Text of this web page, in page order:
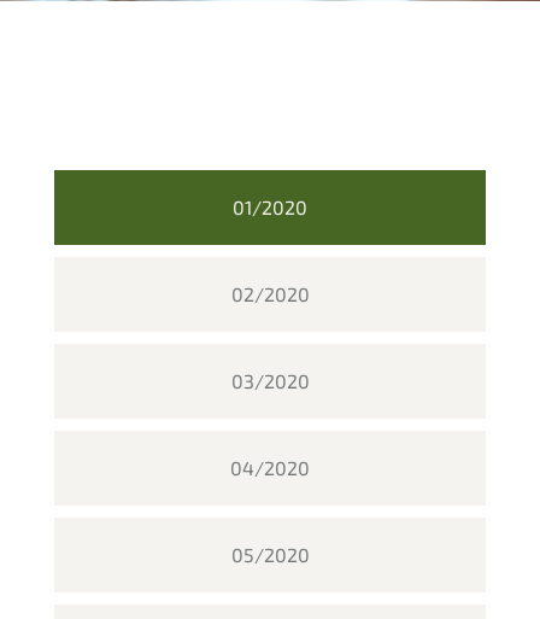
01/2020
02/2020
03/2020
04/2020
05/2020